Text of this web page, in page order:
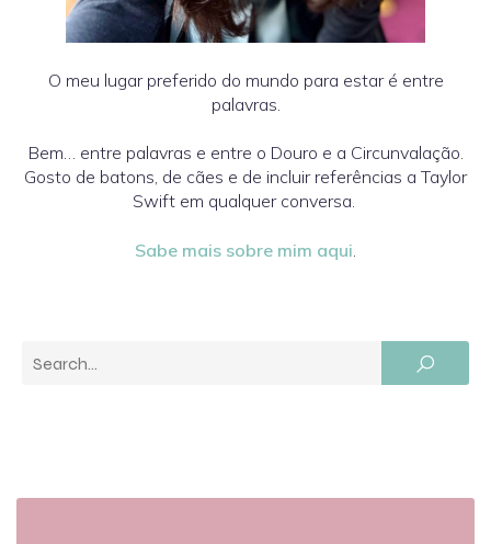
O meu lugar preferido do mundo para estar é entre
palavras.
Bem… entre palavras e entre o Douro e a Circunvalação.
Gosto de batons, de cães e de incluir referências a Taylor
Swift em qualquer conversa.
Sabe mais sobre mim aqui.